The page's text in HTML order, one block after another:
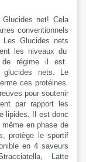
Glucides net! Cela
conventionnels
Les Glucides nets
les niveaux du
de régime il est
glucides nets. Le
ces protéines.
pour soutenir
par rapport les
lipides. Il est donc
en phase de
, protège le sportif
en 4 saveurs
Latte